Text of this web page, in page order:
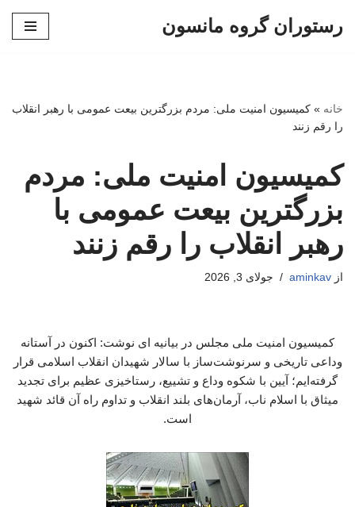
رستوران گروه مانسون
خانه » کمیسیون امنیت ملی: مردم بزرگترین بیعت عمومی با رهبر انقلاب
را رقم زنند
کمیسیون امنیت ملی: مردم
بزرگترین بیعت عمومی با
رهبر انقلاب را رقم زنند
از aminkav جولای 3, 2026
کمیسیون امنیت ملی مجلس در بیانیه ای نوشت: اکنون در آستانه
وداعی تاریخی و سرنوشت‌ساز با سالار شهیدان انقلاب اسلامی قرار
گرفته‌ایم؛ آیین با شکوه وداع و تشییع، رستاخیزی عظیم برای تجدید
میثاق با اسلام ناب، آرمان‌های بلند انقلاب و تداوم راه آن قائد شهید
است.